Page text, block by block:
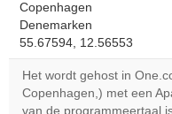
Copenhagen
Denemarken
55.67594, 12.56553
Het wordt gehost in
Copenhagen,) met een
van de programmeertaal